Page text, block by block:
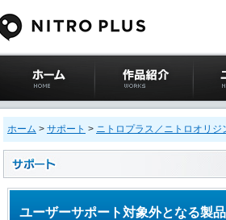
ニトロプラス公式
サイト ホーム
作品紹介 ニュ
ホーム > サポート > ニトロプラス／ニトロオリジ
ユーザーサポート対象外となる製